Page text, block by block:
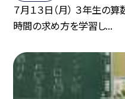
７月１３日（月） ３年生の
時間の求め方を学習し...